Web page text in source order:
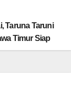
Taruna Taruni
Timur Siap